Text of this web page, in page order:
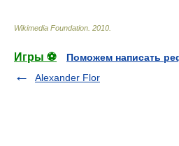
Wikimedia Foundation 2010
Игры ⚽
Поможем написать
Alexander Flor